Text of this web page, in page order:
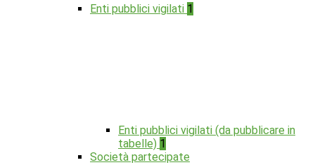
Enti pubblici vigilati 1
Enti pubblici vigilati (da pubblicare in
tabelle) 1
Società partecipate